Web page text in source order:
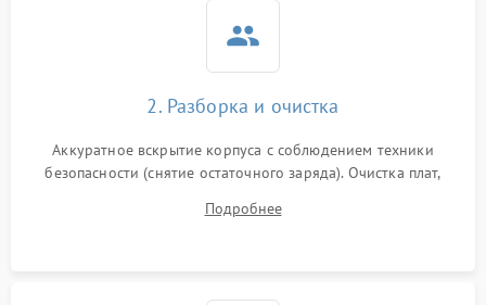
2. Разборка и очистка
Аккуратное вскрытие корпуса с соблюдением техники
безопасности (снятие остаточного заряда). Очистка плат,
и кистей для предотвращения перегрева и замыканий.
Подробнее